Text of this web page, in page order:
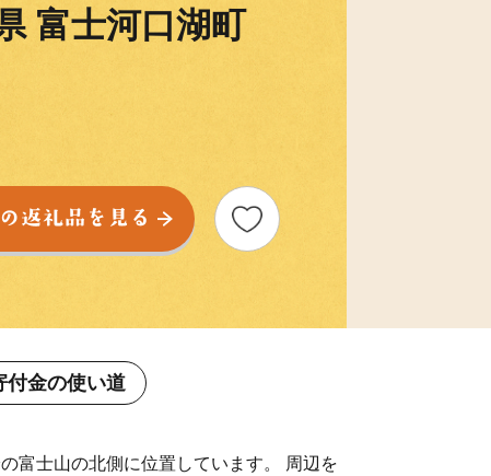
富士河口湖町
付金の使い道
富士山の北側に位置しています。 周辺を